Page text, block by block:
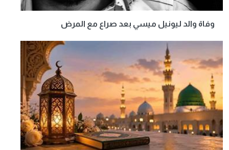
وفاة والد ليونيل ميسي بعد صراع مع المرض